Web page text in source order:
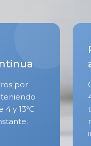
por
y 13ºC